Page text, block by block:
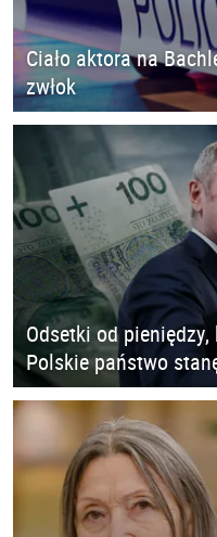
Ciało aktora na
zwłok
Odsetki od
Polskie państwo